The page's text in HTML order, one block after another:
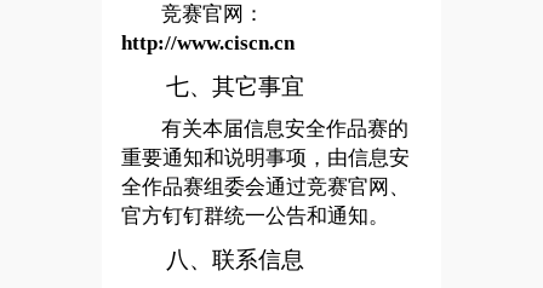
竞赛官网：
http://www.ciscn.cn
七、其它事宜
有关本届信息安全作品赛的
重要通知和说明事项，由信息安
全作品赛组委会通过竞赛官网、
官方钉钉群统一公告和通知。
八、联系信息